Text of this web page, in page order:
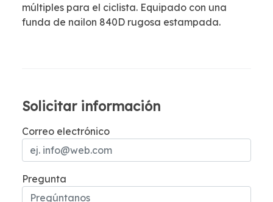
múltiples para el ciclista. Equipado con una
funda de nailon 840D rugosa estampada.
Solicitar información
Correo electrónico
Pregunta